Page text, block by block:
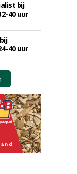
bij
40 uur
40 uur